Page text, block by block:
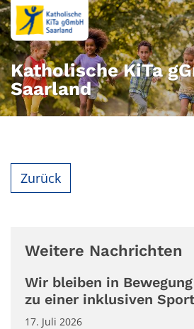
Zum Inhalt springen
Katholische KiTa
Saarland
Zurück
Weitere Nachrichten
Wir bleiben in
zu einer inklusiven
17. Juli 2026